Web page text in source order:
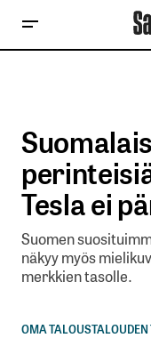
Tesla ei
Suomen
näkyy myös
merkkien tasolle.
OMA TALOUS